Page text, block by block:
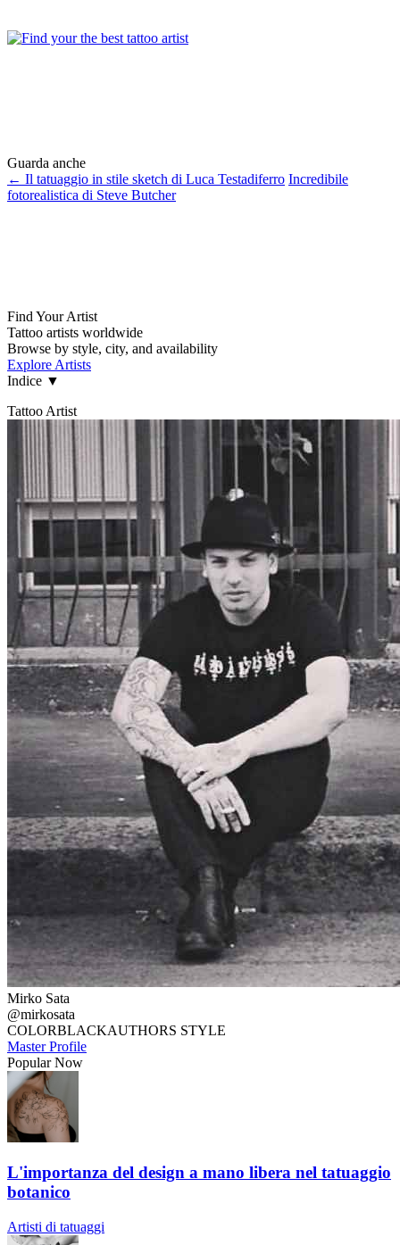
Le migliori storie di tatuaggi — ogni settimanaArtisti, tecniche,
eventi. Niente spam.
Subscribe
Nel suo lavoro di tatuaggio il maestro non si limita a una sola
tecnica. Esplora il punto, i grafici, i colori e gli elementi astratti.
Mirko esegue anche tatuaggi solo con pittura bianca. È difficile dire
come apparirà un tatuaggio bianco completamente guarito, ma un
tatuaggio fresco di questo tipo sembra molto insolito.